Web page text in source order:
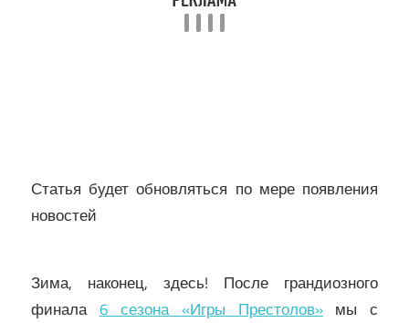
Статья будет обновляться по мере появления
новостей
Зима, наконец, здесь! После грандиозного
финала6 сезона «Игры Престолов»мы с